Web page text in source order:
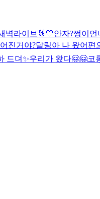
벽라이브 🐰🤍안자?쩡이언
진거야?달링아 나 왔어 편
드뎌✨우리가 왔다🤗🤗코